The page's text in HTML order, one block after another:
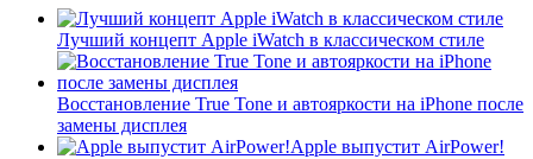
Лучший концепт Apple iWatch в классическом стиле
Восстановление True Tone и автояркости на iPhone после
замены дисплея
Apple выпустит AirPower!